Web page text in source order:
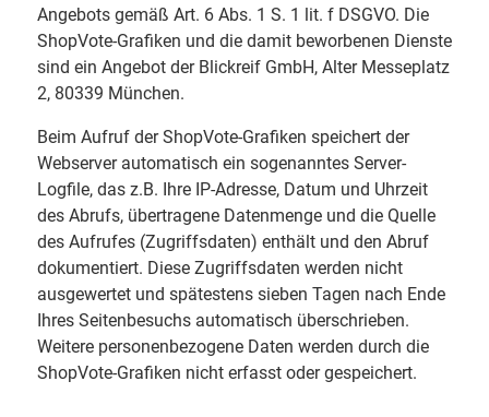
Angebots gemäß Art. 6 Abs. 1 S. 1 lit. f DSGVO. Die
ShopVote-Grafiken und die damit beworbenen Dienste
sind ein Angebot der Blickreif GmbH, Alter Messeplatz
2, 80339 München.
Beim Aufruf der ShopVote-Grafiken speichert der
Webserver automatisch ein sogenanntes Server-
Logfile, das z.B. Ihre IP-Adresse, Datum und Uhrzeit
des Abrufs, übertragene Datenmenge und die Quelle
des Aufrufes (Zugriffsdaten) enthält und den Abruf
dokumentiert. Diese Zugriffsdaten werden nicht
ausgewertet und spätestens sieben Tagen nach Ende
Ihres Seitenbesuchs automatisch überschrieben.
Weitere personenbezogene Daten werden durch die
ShopVote-Grafiken nicht erfasst oder gespeichert.